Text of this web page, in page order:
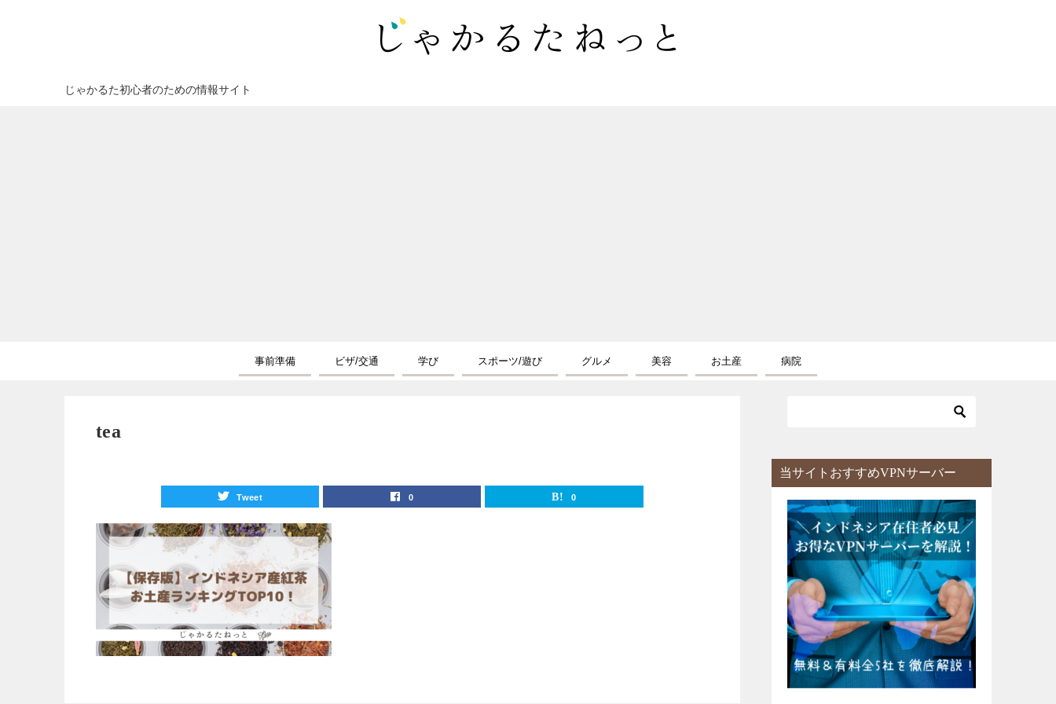
じゃかるた初心者のための情報サイト
事前準備 ビザ/交通 学び スポーツ/遊び グルメ 美容 お土産 病院
tea
Tweet 0 0
当サイトおすすめVPNサーバー